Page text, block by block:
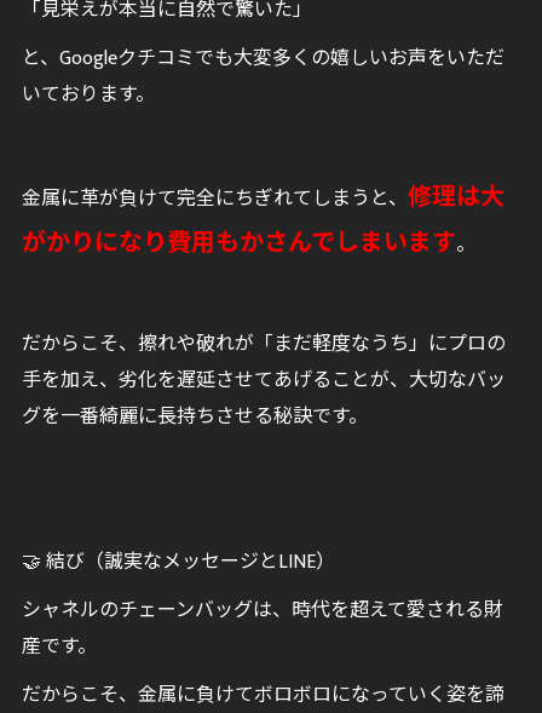
「見栄えが本当に自然で驚いた」
と、Googleクチコミでも大変多くの嬉しいお声をいただ
いております。
金属に革が負けて完全にちぎれてしまうと、 修理は大
がかりになり費用もかさんでしまいます。
だからこそ、擦れや破れが「まだ軽度なうち」にプロの
手を加え、劣化を遅延させてあげることが、大切なバッ
グを一番綺麗に長持ちさせる秘訣です。
🤝 結び（誠実なメッセージとLINE）
シャネルのチェーンバッグは、時代を超えて愛される財
産です。
だからこそ、金属に負けてボロボロになっていく姿を諦